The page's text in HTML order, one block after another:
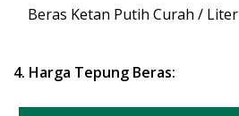
Beras Ketan Putih Curah / Liter
4. Harga Tepung Beras: